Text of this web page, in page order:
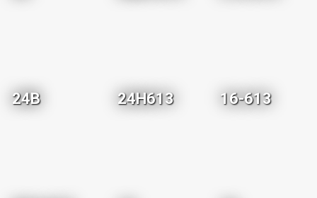
24B 24H613 16-613